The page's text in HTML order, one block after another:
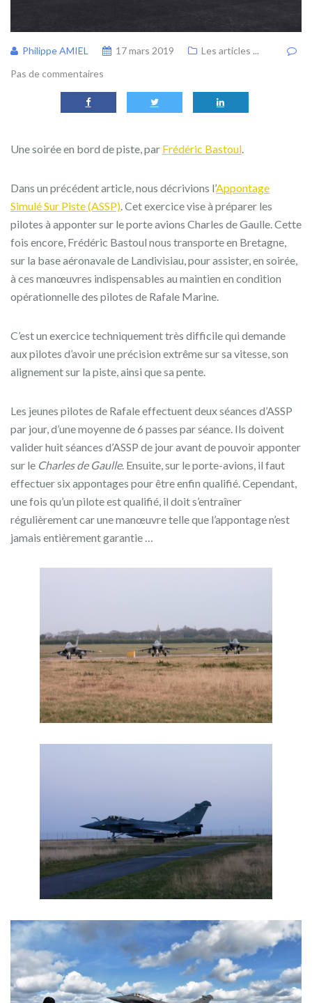
Philippe AMIEL 17 mars 2019
Les articles ...
Pas de commentaires
Une soirée en bord de piste, par Frédéric Bastoul
Dans un précédent article, nous décrivions l’Appontage
Simulé Sur Piste (ASSP) . Cet exercice vise à préparer les
pilotes à apponter sur le porte avions Charles de Gaulle. Cette
fois encore, Frédéric Bastoul nous transporte en Bretagne,
sur la base aéronavale de Landivisiau, pour assister, en soirée,
à ces manœuvres indispensables au maintien en condition
opérationnelle des pilotes de Rafale Marine.
C’est un exercice techniquement très difficile qui demande
aux pilotes d’avoir une précision extrême sur sa vitesse, son
alignement sur la piste, ainsi que sa pente.
Les jeunes pilotes de Rafale effectuent deux séances d’ASSP
par jour, d’une moyenne de 6 passes par séance. Ils doivent
valider huit séances d’ASSP de jour avant de pouvoir apponter
sur le Charles de Gaulle. Ensuite, sur le porte-avions, il faut
effectuer six appontages pour être enfin qualifié. Cependant,
une fois qu’un pilote est qualifié, il doit s’entraîner
régulièrement car une manœuvre telle que l’appontage n’est
jamais entièrement garantie …